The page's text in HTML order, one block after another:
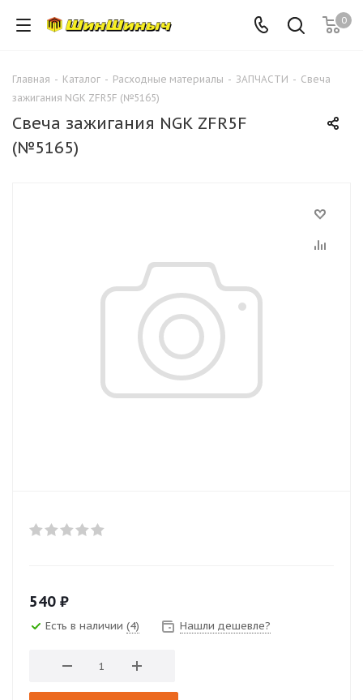
0
Главная - Каталог - Расходные материалы - ЗАПЧАСТИ - Свеча
зажигания NGK ZFR5F (№5165)
Свеча зажигания NGK ZFR5F
(№5165)
540 ₽
Есть в наличии (4) Нашли дешевле?